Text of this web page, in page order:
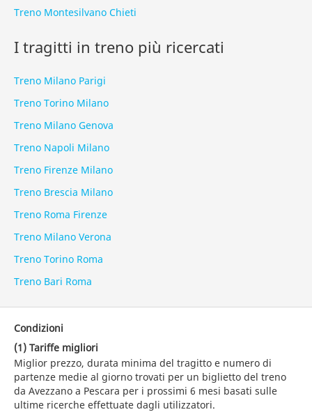
Treno Montesilvano Chieti
I tragitti in treno più ricercati
Treno Milano Parigi
Treno Torino Milano
Treno Milano Genova
Treno Napoli Milano
Treno Firenze Milano
Treno Brescia Milano
Treno Roma Firenze
Treno Milano Verona
Treno Torino Roma
Treno Bari Roma
Condizioni
(1) Tariffe migliori
Miglior prezzo, durata minima del tragitto e numero di
partenze medie al giorno trovati per un biglietto del treno
da Avezzano a Pescara per i prossimi 6 mesi basati sulle
ultime ricerche effettuate dagli utilizzatori.